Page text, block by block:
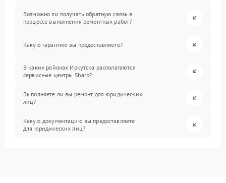
Возможно ли получать обратную связь в
процессе выполнения ремонтных работ?
Какую гарантию вы предоставляете?
В каких районах Иркутска располагаются
сервисные центры Sharp?
Выполняете ли вы ремонт для юридических
лиц?
Какую документацию вы предоставляете
для юридических лиц?